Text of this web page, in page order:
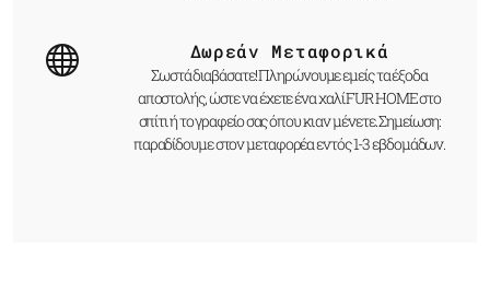
Δωρεάν Μεταφορικά
Σωστά διαβάσατε! Πληρώνουμε εμείς τα έξοδα
αποστολής, ώστε να έχετε ένα χαλί FUR HOME στο
σπίτι ή το γραφείο σας όπου κι αν μένετε. Σημείωση:
παραδίδουμε στον μεταφορέα εντός 1-3 εβδομάδων.